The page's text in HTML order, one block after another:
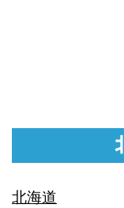
北海道